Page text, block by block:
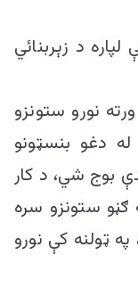
د زېربنائي
نورو ستونزو
دغو بنسټونو
بوج شي، د کار
ګڼو ستونزو سره
ټولنه کې نورو